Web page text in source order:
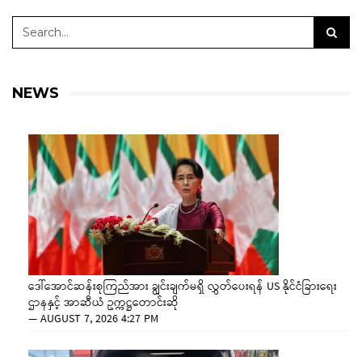
NEWS
ဒေါ်အောင်ဆန်းစုကြည်အား ချွင်းချက်မရှိ လွှတ်ပေးရန် US နိုင်ငံခြားရေး
ဌာနနှင့် အာဆီယံ ဥက္ကဋ္ဌတောင်းဆို
—AUGUST 7, 2026 4:27 PM